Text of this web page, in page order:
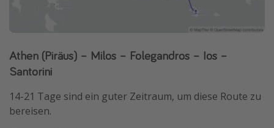
Athen (Piräus) – Milos – Folegandros – Ios –
Santorini
14-21 Tage sind ein guter Zeitraum, um diese Route zu
bereisen.